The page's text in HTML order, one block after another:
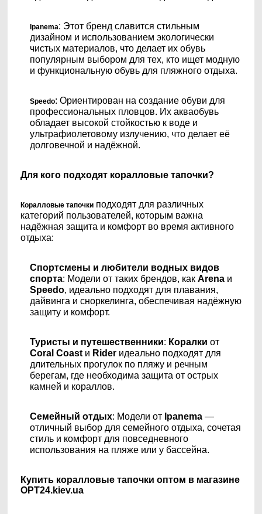
Ipanema: Этот бренд славится стильным
дизайном и использованием экологически
чистых материалов, что делает их обувь
популярным выбором для тех, кто ищет модную
и функциональную обувь для пляжного отдыха.
Speedo: Ориентирован на создание обуви для
профессиональных пловцов. Их акваобувь
обладает высокой стойкостью к воде и
ультрафиолетовому излучению, что делает её
долговечной и надёжной.
Для кого подходят коралловые тапочки?
Коралловые тапочкиподходят для различных
категорий пользователей, которым важна
надёжная защита и комфорт во время активного
отдыха:
Спортсмены и любители водных видов
спорта: Модели от таких брендов, как Arenaи
Speedo, идеально подходят для плавания,
дайвинга и сноркелинга, обеспечивая надёжную
защиту и комфорт.
Туристы и путешественники: Коралки от
Coral Coastи Riderидеально подходят для
длительных прогулок по пляжу и речным
берегам, где необходима защита от острых
камней и кораллов.
Семейный отдых: Модели от Ipanema—
отличный выбор для семейного отдыха, сочетая
стиль и комфорт для повседневного
использования на пляже или у бассейна.
Купить коралловые тапочки оптом в магазине
OPT24.kiev.ua